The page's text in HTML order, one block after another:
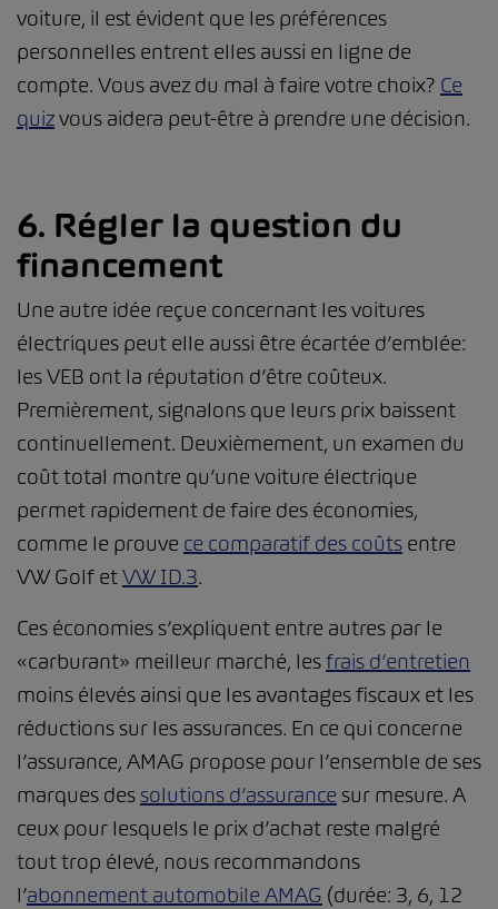
voiture, il est évident que les préférences
personnelles entrent elles aussi en ligne de
compte. Vous avez du mal à faire votre choix? Ce
quizvous aidera peut-être à prendre une décision.
6. Régler la question du
financement
Une autre idée reçue concernant les voitures
électriques peut elle aussi être écartée d’emblée:
les VEB ont la réputation d’être coûteux.
Premièrement, signalons que leurs prix baissent
continuellement. Deuxièmement, un examen du
coût total montre qu’une voiture électrique
permet rapidement de faire des économies,
comme le prouve ce comparatif des coûts entre
VW Golf etVW ID.3.
Ces économies s’expliquent entre autres par le
«carburant» meilleur marché, lesfrais d’entretien
moins élevés ainsi que les avantages fiscaux et les
réductions sur les assurances. En ce qui concerne
l’assurance, AMAG propose pour l’ensemble de ses
marques des solutions d’assurance sur mesure. A
ceux pour lesquels le prix d’achat reste malgré
tout trop élevé, nous recommandons
l’abonnement automobile AMAG (durée: 3, 6, 12